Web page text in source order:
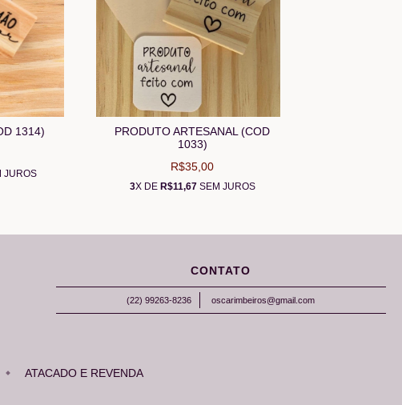
1314)
JUROS
PRODUTO ARTESANAL (COD
1033)
R$35,00
3X DE R$11,67SEM JUROS
CONTATO
(22) 99263-8236 oscarimbeiros@gmail.com
ATACADO E REVENDA